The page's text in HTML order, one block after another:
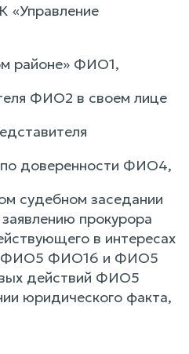
«Управление
районе» ФИО1,
ФИО2 в своем лице
доверенности ФИО4,
судебном заседании
прокурора
в интересах
ФИО5 ФИО16 и ФИО5
действий ФИО5
юридического факта,